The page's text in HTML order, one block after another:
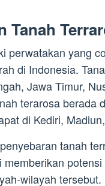
Tanah
perwatakan yang
di Indonesia.
Jawa Timur,
terarosa berada
di Kediri,
tanah
memberikan
wilayah